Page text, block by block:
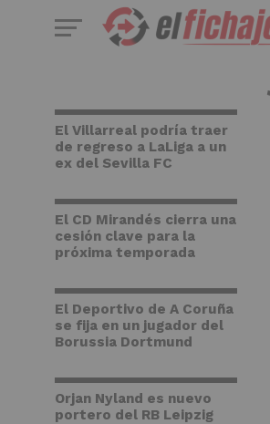
El Villarreal podría traer
de regreso a LaLiga a un
ex del Sevilla FC
El CD Mirandés cierra una
cesión clave para la
próxima temporada
El Deportivo de A Coruña
se fija en un jugador del
Borussia Dortmund
Orjan Nyland es nuevo
portero del RB Leipzig